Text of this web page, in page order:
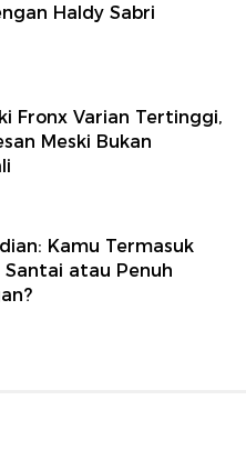
Haldy Sabri
Fronx Varian Tertinggi,
Meski Bukan
Kamu Termasuk
atau Penuh